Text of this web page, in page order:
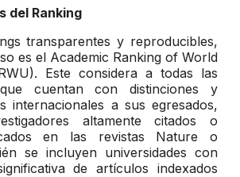
del Ranking
transparentes y reproducibles,
es el Academic Ranking of World
Este considera a todas las
que cuentan con distinciones y
internacionales a sus egresados,
altamente citados o
en las revistas Nature o
se incluyen universidades con
de artículos indexados